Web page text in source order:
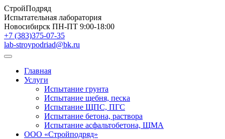
СтройПодряд
Испытательная лаборатория
Новосибирск ПН-ПТ 9:00-18:00
+7 (383)375-07-35
lab-stroypodriad@bk.ru
Главная
Услуги
Испытание грунта
Испытание щебня, песка
Испытание ЩПС, ПГС
Испытание бетона, раствора
Испытание асфальтобетона, ЩМА
ООО «Стройподряд»